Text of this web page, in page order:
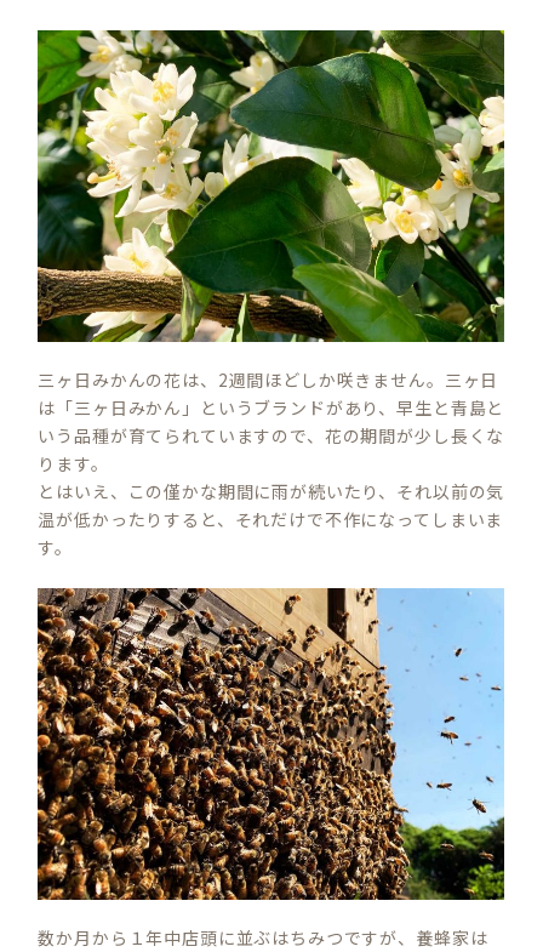
三ヶ日みかんの花は、2週間ほどしか咲きません。三ヶ日
は「三ヶ日みかん」というブランドがあり、早生と青島と
いう品種が育てられていますので、花の期間が少し長くな
ります。
とはいえ、この僅かな期間に雨が続いたり、それ以前の気
温が低かったりすると、それだけで不作になってしまいま
す。
数か月から１年中店頭に並ぶはちみつですが、養蜂家は